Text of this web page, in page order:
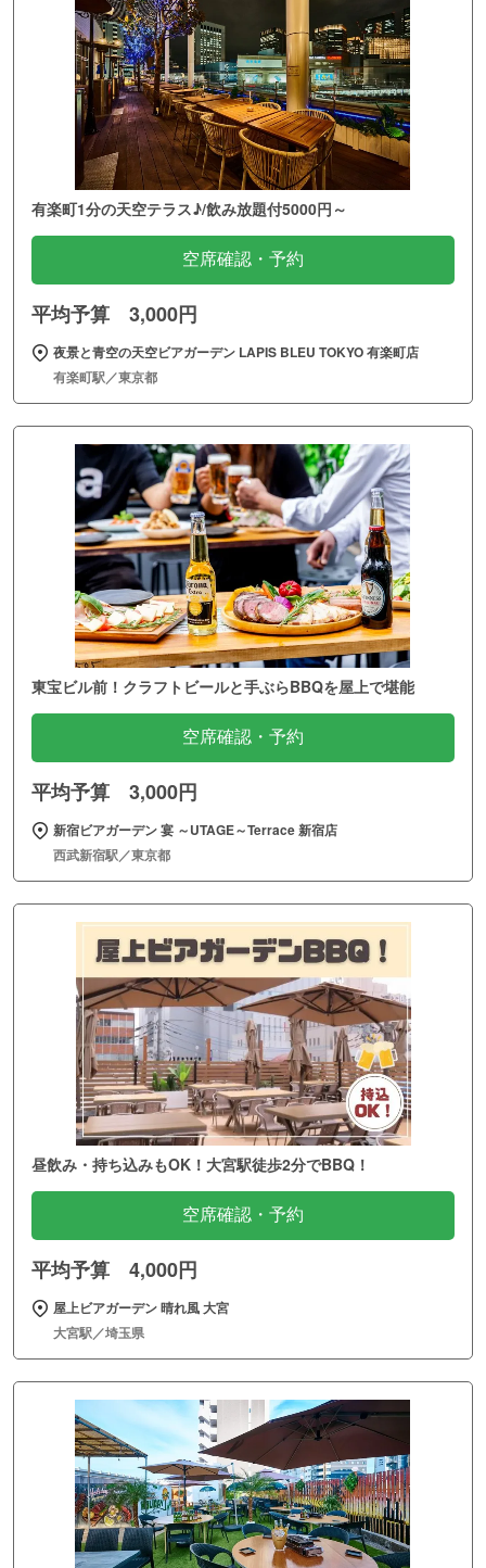
有楽町1分の天空テラス♪/飲み放題付5000円～
空席確認・予約
平均予算 3,000円
夜景と青空の天空ビアガーデン LAPIS BLEU TOKYO 有楽町店
有楽町駅／東京都
東宝ビル前！クラフトビールと手ぶらBBQを屋上で堪能
空席確認・予約
平均予算 3,000円
新宿ビアガーデン 宴 ～UTAGE～Terrace 新宿店
西武新宿駅／東京都
昼飲み・持ち込みもOK！大宮駅徒歩2分でBBQ！
空席確認・予約
平均予算 4,000円
屋上ビアガーデン 晴れ風 大宮
大宮駅／埼玉県